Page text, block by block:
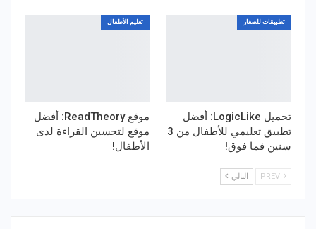
تطبيقات للصغار
تحميل LogicLike: أفضل
تطبيق تعليمي للأطفال من 3
سنين فما فوق!
تعليم الأطفال
موقع ReadTheory: أفضل
موقع لتحسين القراءة لدى
الأطفال!
التالي